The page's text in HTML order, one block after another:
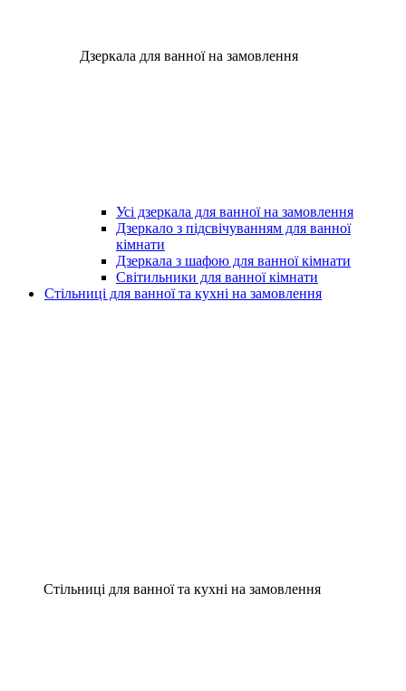
Дзеркала для ванної на замовлення
Усі дзеркала для ванної на замовлення
Дзеркало з підсвічуванням для ванної
кімнати
Дзеркала з шафою для ванної кімнати
Світильники для ванної кімнати
Стільниці для ванної та кухні на замовлення
Стільниці для ванної та кухні на замовлення